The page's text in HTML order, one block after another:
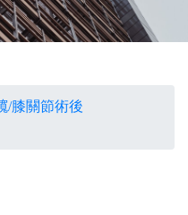
/膝關節術後